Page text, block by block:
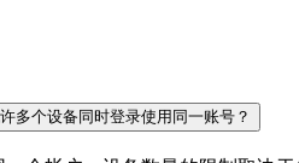
多个设备同时登录使用同一账号？